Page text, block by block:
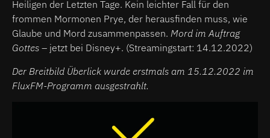
Heiligen der Letzten Tage. Kein leichter Fall für den
frommen Mormonen Prye, der herausfinden muss, wie
Glaube und Mord zusammenpassen. Mord im Auftrag
Gottes – jetzt bei Disney+. (Streamingstart: 14.12.2022)
Der Breitbild Überlick wurde erstmals am 15.12.2022 im
FluxFM-Programm ausgestrahlt.